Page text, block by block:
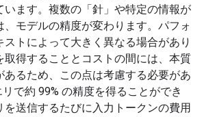
います。複数の「針」や特定の情報が
モデルの精度が変わります。パフォ
トによって大きく異なる場合があり
取得することとコストの間には、本質
あるため、この点は考慮する必要があ
で約 99% の精度を得ることができ
を送信するたびに入力トークンの費用